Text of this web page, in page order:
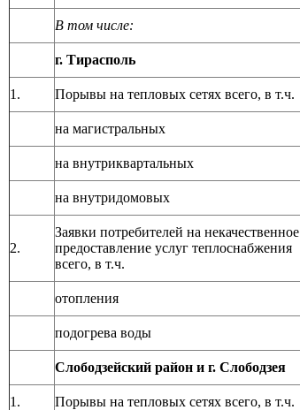
В том числе:
г. Тирасполь
1. Порывы на тепловых сетях всего, в т.ч.
на магистральных
на внутриквартальных
на внутридомовых
2.
Заявки потребителей на некачественное
предоставление услуг теплоснабжения
всего, в т.ч.
отопления
подогрева воды
Слободзейский район и г. Слободзея
1. Порывы на тепловых сетях всего, в т.ч.